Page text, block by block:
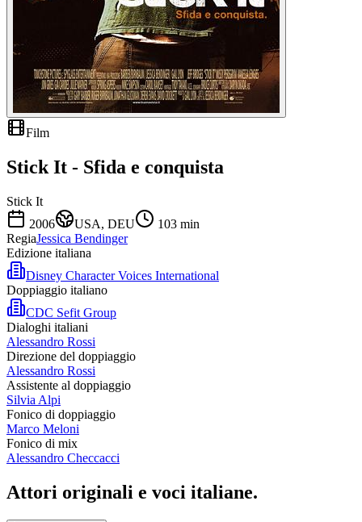
Film
Stick It - Sfida e conquista
Stick It
2006
USA, DEU 103 min
RegiaJessica Bendinger
Edizione italiana
Disney Character Voices International
Doppiaggio italiano
CDC Sefit Group
Dialoghi italiani
Alessandro Rossi
Direzione del doppiaggio
Alessandro Rossi
Assistente al doppiaggio
Silvia Alpi
Fonico di doppiaggio
Marco Meloni
Fonico di mix
Alessandro Checcacci
Attori originali e voci italiane.